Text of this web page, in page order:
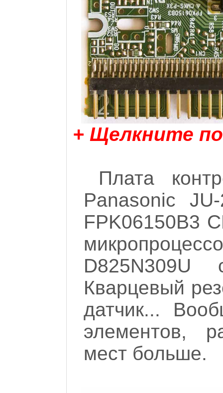
+ Щелкните
Плата
Panasonic
FPK06150B3
D825N309U
Кварцевый
датчик...
элементов,
мест больше.